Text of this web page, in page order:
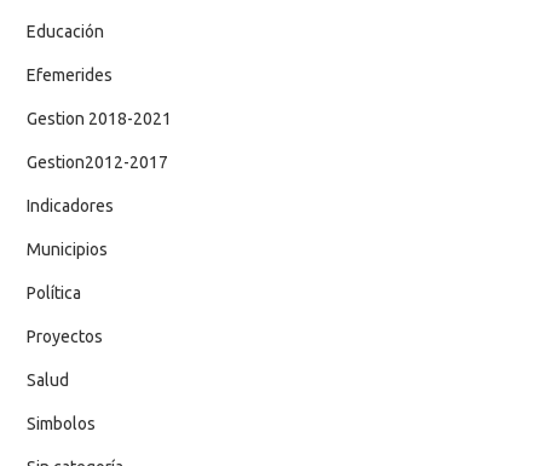
Educación
Efemerides
Gestion 2018-2021
Gestion2012-2017
Indicadores
Municipios
Política
Proyectos
Salud
Simbolos